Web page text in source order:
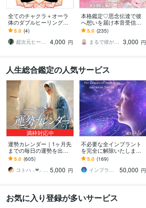
全てのチャクラ＋オーラ
体のダブルヒーリングし
ます 宇宙根源のエネルギ
ーで癒し、生命エネルギ
ーをチャージ！！
5.0 (4)
超次元ヒーラー みい
4,000 円
本格鑑定♡思念伝達で彼
へ想いを届け本音受信し
ます 8月限定｜通常3,000
円の彼のトリセツを無料
でお届け♡霊視
5.0 (235)
まるで彼が話してるかのようにお届けl運子
3,000 円
人生総合鑑定の人気サービス
満枠対応中
運勢カレンダー｜1ヶ月先
までの毎日の運勢を出し
ます 30日×500字のおよそ
1万5千文字で細かく詳細
に記します
5.0 (605)
コトハ ⸜❤︎⸝ 新サービス提供開始✨️ 5,000 円
不必要な全インプラント
を完全に解除いたします
インプラント全解除創始
者 × 魂の解放・カルマ浄
化・能力開花
5.0 (169)
インプラント全解除創始者｜魂王DaI⭐︎
50,000 円
お気に入り登録が多いサービス